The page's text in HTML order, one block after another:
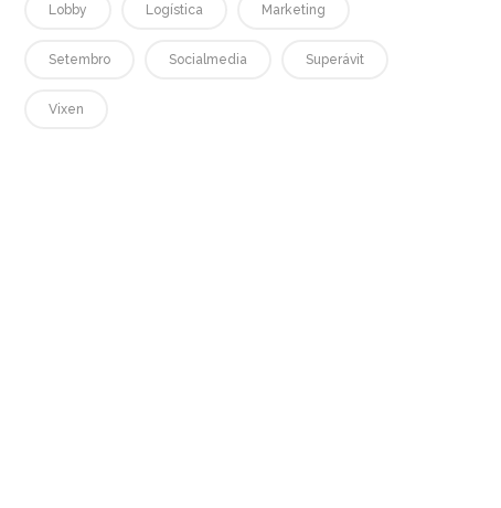
Lobby Logística Marketing
Setembro Socialmedia Superávit
Vixen